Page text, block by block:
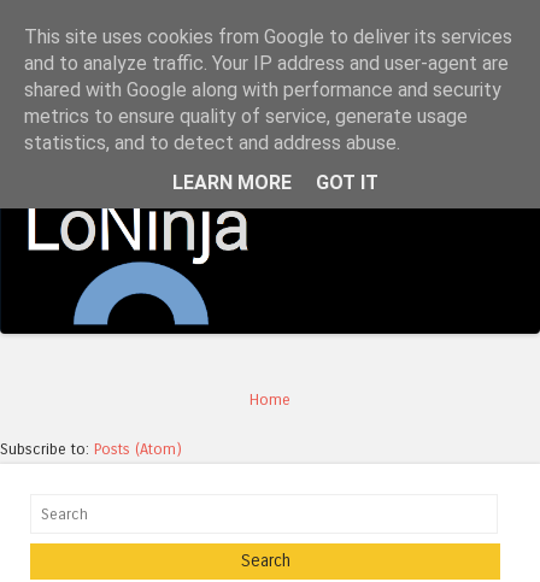
LoNinja.gr
Menu
Home
Subscribe to: Posts (Atom)
Search
This site uses cookies from Google to deliver its services
and to analyze traffic. Your IP address and user-agent are
shared with Google along with performance and security
metrics to ensure quality of service, generate usage
statistics, and to detect and address abuse.
LEARN MORE
GOT IT